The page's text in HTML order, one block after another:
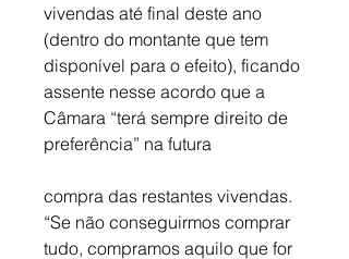
vivendas até final deste ano
(dentro do montante que tem
disponível para o efeito), ficando
assente nesse acordo que a
Câmara “terá sempre direito de
preferência” na futura
compra das restantes vivendas.
“Se não conseguirmos comprar
tudo, compramos aquilo que for